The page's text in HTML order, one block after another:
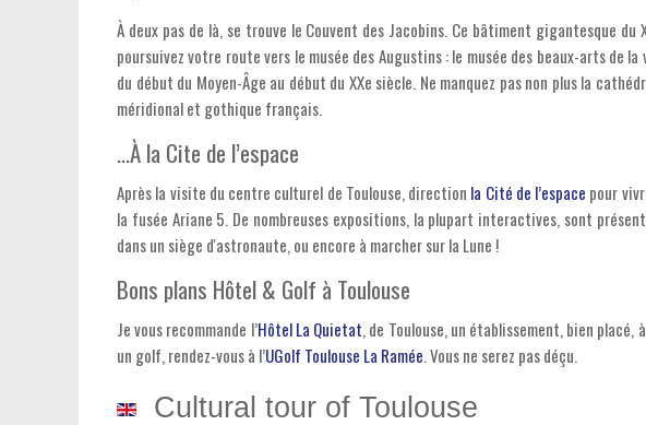
À deux pas de là, se trouve le Couvent des Jacobins. Ce bâtiment gigantesque
poursuivez votre route vers le musée des Augustins : le musée des beaux-arts
du début du Moyen-Âge au début du XXe siècle. Ne manquez pas non plus la
méridional et gothique français.
…À la Cite de l’espace
Après la visite du centre culturel de Toulouse, direction la Cité de l’espace pour
la fusée Ariane 5. De nombreuses expositions, la plupart interactives, sont
dans un siège d'astronaute, ou encore à marcher sur la Lune !
Bons plans Hôtel & Golf à Toulouse
Je vous recommande l’Hôtel La Quietat, de Toulouse, un établissement, bien
un golf, rendez-vous à l’UGolf Toulouse La Ramée. Vous ne serez pas déçu.
Cultural tour of Toulouse